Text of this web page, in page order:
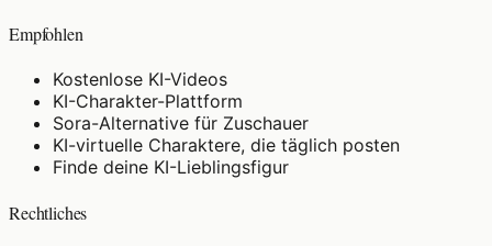
Empfohlen
Kostenlose KI-Videos
KI-Charakter-Plattform
Sora-Alternative für Zuschauer
KI-virtuelle Charaktere, die täglich posten
Finde deine KI-Lieblingsfigur
Rechtliches